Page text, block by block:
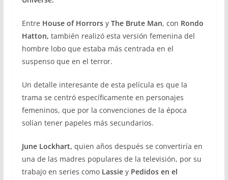
Entre House of Horrorsy The Brute Man, con Rondo
Hatton, también realizó esta versión femenina del
hombre lobo que estaba más centrada en el
suspenso que en el terror.
Un detalle interesante de esta película es que la
trama se centró específicamente en personajes
femeninos, que por la convenciones de la época
solían tener papeles más secundarios.
June Lockhart, quien años después se convertiría en
una de las madres populares de la televisión, por su
trabajo en series comoLassieyPedidos en el